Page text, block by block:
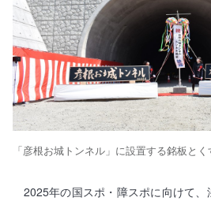
「彦根お城トンネル」に設置する銘板と
2025年の国スポ・障スポに向けて